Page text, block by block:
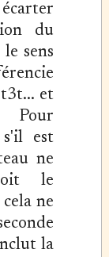
du
sens
et
Pour
s'il est
ne
le
ne
la